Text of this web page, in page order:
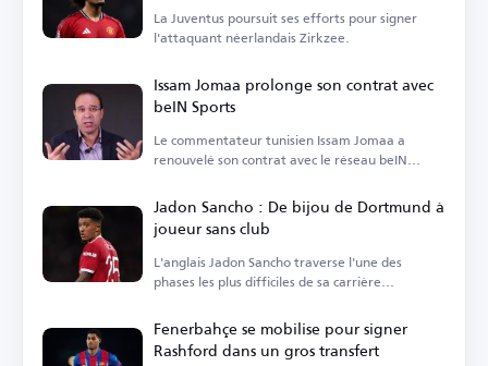
La Juventus poursuit ses efforts pour signer
l'attaquant néerlandais Zirkzee.
Issam Jomaa prolonge son contrat avec
beIN Sports
Le commentateur tunisien Issam Jomaa a
renouvelé son contrat avec le réseau beIN
Jadon Sancho : De bijou de Dortmund à
joueur sans club
L'anglais Jadon Sancho traverse l'une des
phases les plus difficiles de sa carrière
Fenerbahçe se mobilise pour signer
Rashford dans un gros transfert